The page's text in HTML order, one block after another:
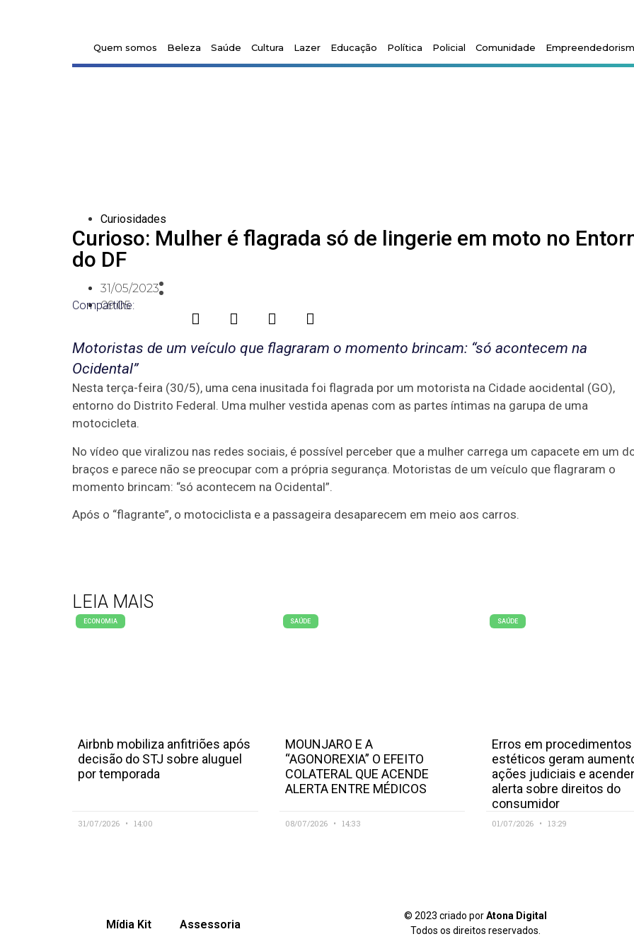
Quem somos Beleza Saúde Cultura Lazer Educação Política Policial Comunidade
Curiosidades
Curioso: Mulher é flagrada só de lingerie em moto no
do DF
31/05/2023
09:05
Compartilhe:
Motoristas de um veículo que flagraram o momento brincam: “só acontecem na
Ocidental”
Nesta terça-feira (30/5), uma cena inusitada foi flagrada por um motorista na Cidade aocidental (GO),
entorno do Distrito Federal. Uma mulher vestida apenas com as partes íntimas na garupa de uma
motocicleta.
No vídeo que viralizou nas redes sociais, é possível perceber que a mulher carrega um capacete em um
braços e parece não se preocupar com a própria segurança. Motoristas de um veículo que flagraram o
momento brincam: “só acontecem na Ocidental”.
Após o “flagrante”, o motociclista e a passageira desaparecem em meio aos carros.
LEIA MAIS
ECONOMIA
Airbnb mobiliza anfitriões após
decisão do STJ sobre aluguel
por temporada
31/07/2026 14:00
SAÚDE
MOUNJARO E A
“AGONOREXIA” O EFEITO
COLATERAL QUE ACENDE
ALERTA ENTRE MÉDICOS
08/07/2026 14:33
SAÚDE
Erros em procedimentos
estéticos geram
ações judiciais e
alerta sobre direitos do
consumidor
01/07/2026 13:29
Mídia Kit Assessoria
© 2023 criado porAtona Digital
Todos os direitos reservados.